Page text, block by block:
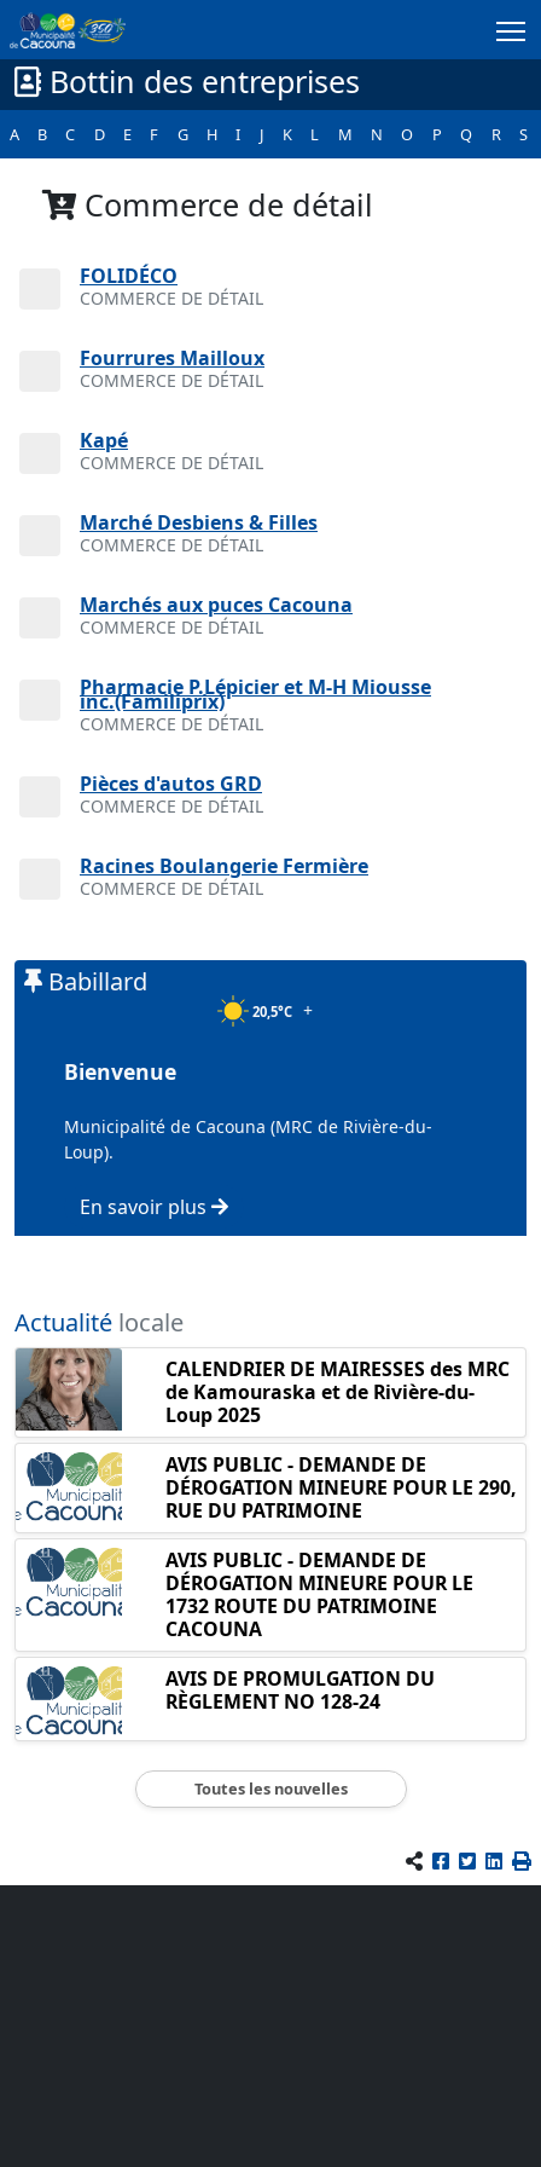
Passer au contenu principal
Bottin des entreprises
A B C D E F G H I J K L M N O P Q R S
Commerce de détail
FOLIDÉCO
COMMERCE DE DÉTAIL
Fourrures Mailloux
COMMERCE DE DÉTAIL
Kapé
COMMERCE DE DÉTAIL
Marché Desbiens & Filles
COMMERCE DE DÉTAIL
Marchés aux puces Cacouna
COMMERCE DE DÉTAIL
Pharmacie P.Lépicier et M-H Miousse
inc.(Familiprix)
COMMERCE DE DÉTAIL
Pièces d'autos GRD
COMMERCE DE DÉTAIL
Racines Boulangerie Fermière
COMMERCE DE DÉTAIL
Babillard
20,5°C +
Bienvenue
Municipalité de Cacouna (MRC de Rivière-du-
Loup).
En savoir plus
Actualité locale
CALENDRIER DE MAIRESSES des MRC
de Kamouraska et de Rivière-du-
Loup 2025
AVIS PUBLIC - DEMANDE DE
DÉROGATION MINEURE POUR LE 290,
RUE DU PATRIMOINE
AVIS PUBLIC - DEMANDE DE
DÉROGATION MINEURE POUR LE
1732 ROUTE DU PATRIMOINE
CACOUNA
AVIS DE PROMULGATION DU
RÈGLEMENT NO 128-24
Toutes les nouvelles